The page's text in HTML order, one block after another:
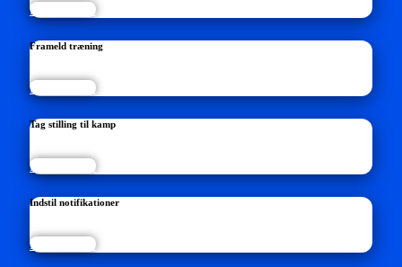
Læs mere...
Frameld træning
Læs mere...
Tag stilling til kamp
Læs mere...
Indstil notifikationer
Læs mere...